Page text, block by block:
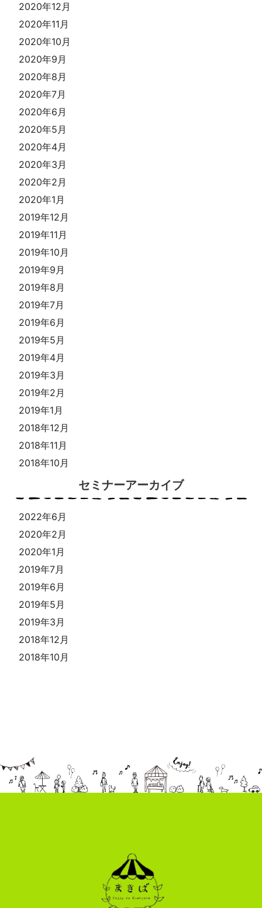
2020年12月
2020年11月
2020年10月
2020年9月
2020年8月
2020年7月
2020年6月
2020年5月
2020年4月
2020年3月
2020年2月
2020年1月
2019年12月
2019年11月
2019年10月
2019年9月
2019年8月
2019年7月
2019年6月
2019年5月
2019年4月
2019年3月
2019年2月
2019年1月
2018年12月
2018年11月
2018年10月
セミナーアーカイブ
2022年6月
2020年2月
2020年1月
2019年7月
2019年6月
2019年5月
2019年3月
2018年12月
2018年10月